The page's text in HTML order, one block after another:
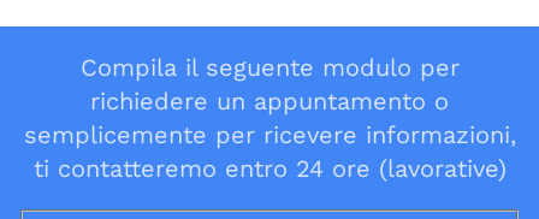
Compila il seguente modulo per
richiedere un appuntamento o
semplicemente per ricevere informazioni,
ti contatteremo entro 24 ore (lavorative)